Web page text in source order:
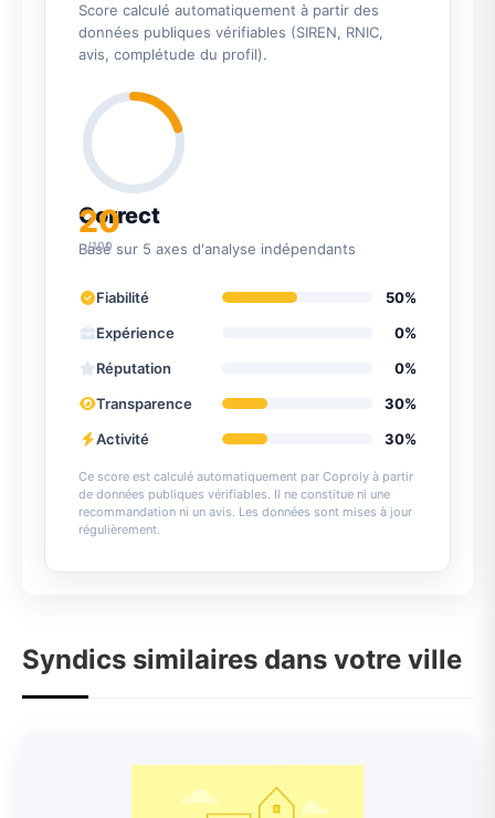
Score calculé automatiquement à partir des
données publiques vérifiables (SIREN, RNIC,
avis, complétude du profil).
20
/100
Correct
Basé sur 5 axes d'analyse indépendants
Fiabilité
50%
Expérience
0%
Réputation
0%
Transparence
30%
Activité
30%
Ce score est calculé automatiquement par Coproly à partir
de données publiques vérifiables. Il ne constitue ni une
recommandation ni un avis. Les données sont mises à jour
régulièrement.
Syndics similaires dans votre ville